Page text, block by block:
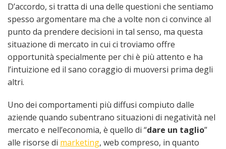
D’accordo, si tratta di una delle questioni che sentiamo
spesso argomentare ma che a volte non ci convince al
punto da prendere decisioni in tal senso, ma questa
situazione di mercato in cui ci troviamo offre
opportunità specialmente per chi è più attento e ha
l’intuizione ed il sano coraggio di muoversi prima degli
altri.
Uno dei comportamenti più diffusi compiuto dalle
aziende quando subentrano situazioni di negatività nel
mercato e nell’economia, è quello di “dare un taglio”
alle risorse di marketing, web compreso, in quanto